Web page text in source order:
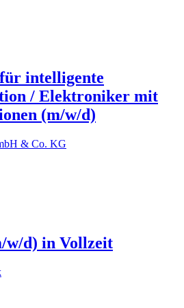
intelligente
/ Elektroniker mit
(m/w/d)
& Co. KG
w/d) in Vollzeit